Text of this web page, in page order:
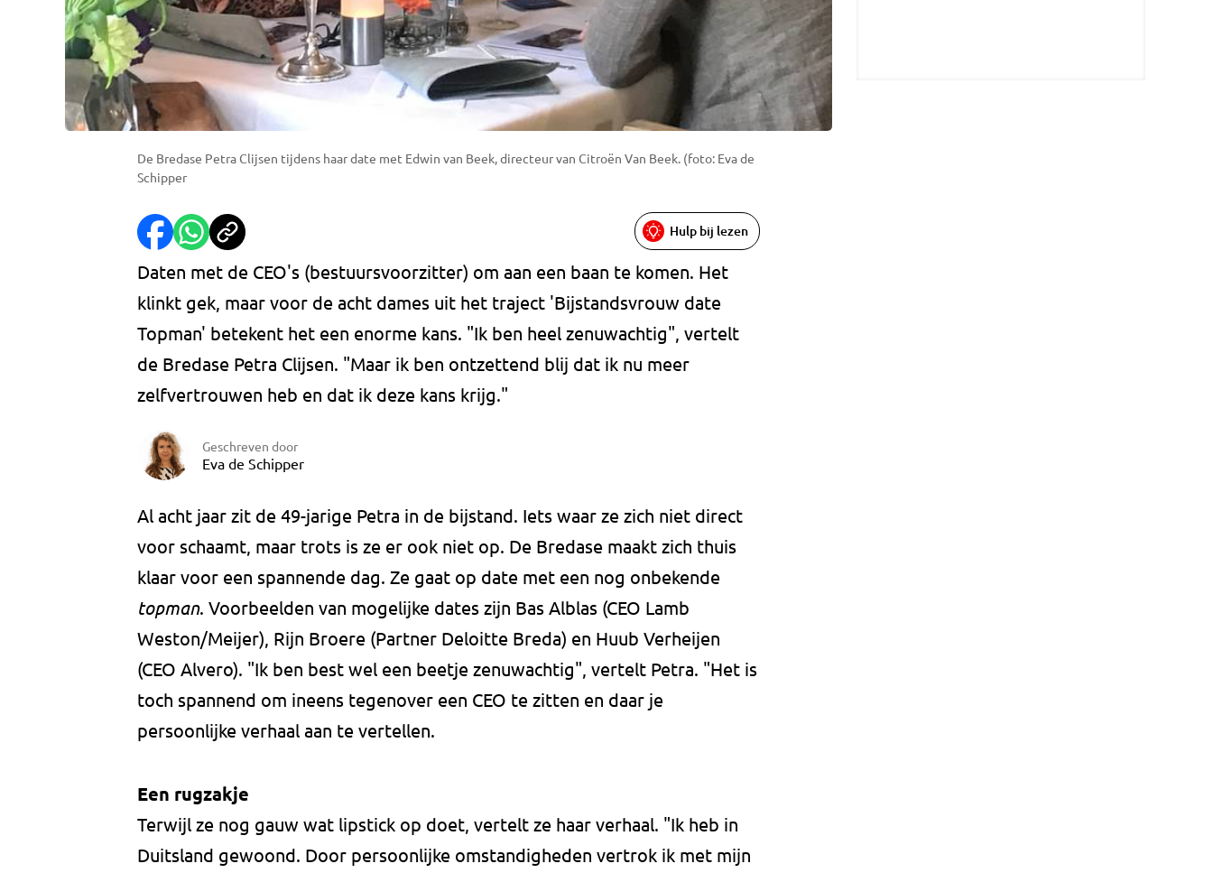
De Bredase Petra Clijsen tijdens haar date met Edwin van Beek, directeur van Citroën Van Beek. (foto: Eva de
Schipper
Hulp bij lezen
Daten met de CEO's (bestuursvoorzitter) om aan een baan te komen. Het
klinkt gek, maar voor de acht dames uit het traject 'Bijstandsvrouw date
Topman' betekent het een enorme kans. "Ik ben heel zenuwachtig", vertelt
de Bredase Petra Clijsen. "Maar ik ben ontzettend blij dat ik nu meer
zelfvertrouwen heb en dat ik deze kans krijg."
Geschreven door
Eva de Schipper
Al acht jaar zit de 49-jarige Petra in de bijstand. Iets waar ze zich niet direct
voor schaamt, maar trots is ze er ook niet op. De Bredase maakt zich thuis
klaar voor een spannende dag. Ze gaat op date met een nog onbekende
topman. Voorbeelden van mogelijke dates zijn Bas Alblas (CEO Lamb
Weston/Meijer), Rijn Broere (Partner Deloitte Breda) en Huub Verheijen
(CEO Alvero). "Ik ben best wel een beetje zenuwachtig", vertelt Petra. "Het is
toch spannend om ineens tegenover een CEO te zitten en daar je
persoonlijke verhaal aan te vertellen.
Een rugzakje
Terwijl ze nog gauw wat lipstick op doet, vertelt ze haar verhaal. "Ik heb in
Duitsland gewoond. Door persoonlijke omstandigheden vertrok ik met mijn